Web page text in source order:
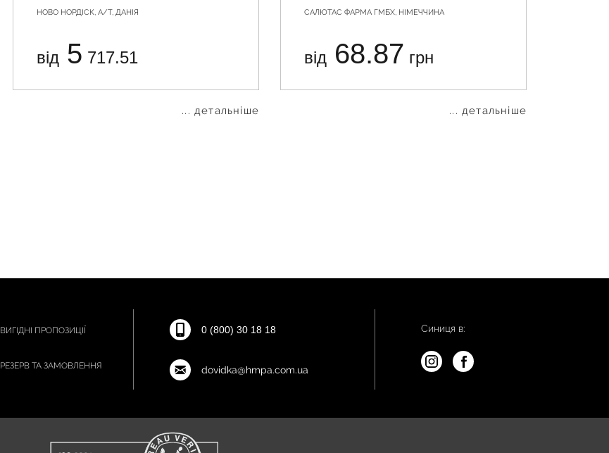
НОВО НОРДІСК, А/Т, ДАНІЯ
від 5 717.51
... детальніше
САЛЮТАС ФАРМА ГМБХ, НІМЕЧЧИНА
від 68.87 грн
... детальніше
ВИГІДНІ ПРОПОЗИЦІЇ
РЕЗЕРВ ТА ЗАМОВЛЕННЯ
0 (800) 30 18 18
dovidka@hmpa.com.ua
Синиця в: